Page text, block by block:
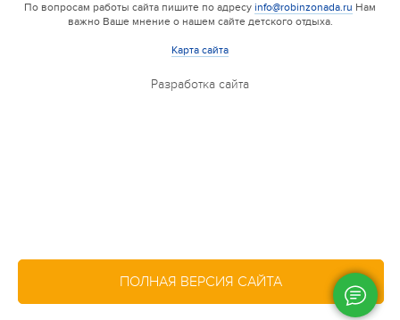
По вопросам работы сайта пишите по адресу info@robinzonada.ru Нам
важно Ваше мнение о нашем сайте детского отдыха.
Карта сайта
Разработка сайта
ПОЛНАЯ ВЕРСИЯ САЙТА